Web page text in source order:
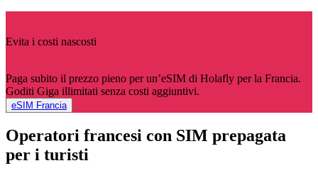
Evita i costi nascosti
Paga subito il prezzo pieno per un’eSIM di Holafly per la Francia.
Goditi Giga illimitati senza costi aggiuntivi.
eSIM Francia
Operatori francesi con SIM prepagata
per i turisti